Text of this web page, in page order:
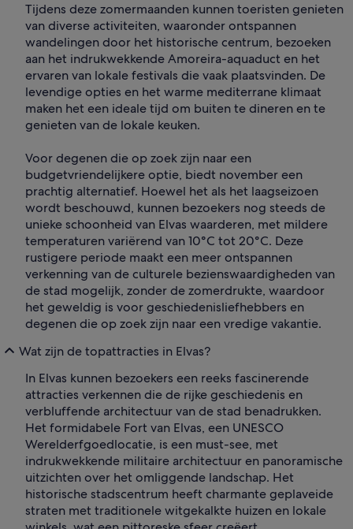
Tijdens deze zomermaanden kunnen toeristen genieten
van diverse activiteiten, waaronder ontspannen
wandelingen door het historische centrum, bezoeken
aan het indrukwekkende Amoreira-aquaduct en het
ervaren van lokale festivals die vaak plaatsvinden. De
levendige opties en het warme mediterrane klimaat
maken het een ideale tijd om buiten te dineren en te
genieten van de lokale keuken.
Voor degenen die op zoek zijn naar een
budgetvriendelijkere optie, biedt november een
prachtig alternatief. Hoewel het als het laagseizoen
wordt beschouwd, kunnen bezoekers nog steeds de
unieke schoonheid van Elvas waarderen, met mildere
temperaturen variërend van 10°C tot 20°C. Deze
rustigere periode maakt een meer ontspannen
verkenning van de culturele bezienswaardigheden van
de stad mogelijk, zonder de zomerdrukte, waardoor
het geweldig is voor geschiedenisliefhebbers en
degenen die op zoek zijn naar een vredige vakantie.
Wat zijn de topattracties in Elvas?
In Elvas kunnen bezoekers een reeks fascinerende
attracties verkennen die de rijke geschiedenis en
verbluffende architectuur van de stad benadrukken.
Het formidabele Fort van Elvas, een UNESCO
Werelderfgoedlocatie, is een must-see, met
indrukwekkende militaire architectuur en panoramische
uitzichten over het omliggende landschap. Het
historische stadscentrum heeft charmante geplaveide
straten met traditionele witgekalkte huizen en lokale